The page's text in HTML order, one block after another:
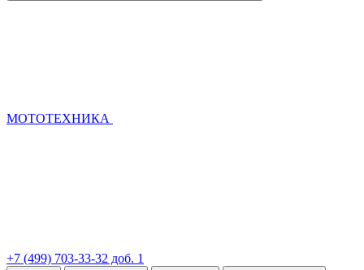
МОТОТЕХНИКА
+7 (499) 703-33-32 доб. 1